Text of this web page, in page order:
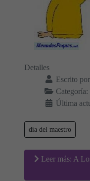
Detalles
Escrito
Categoría:
Última
día del maestro
Leer más: A